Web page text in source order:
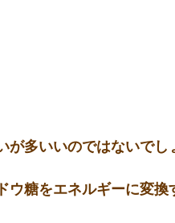
多いいのではないでし
糖をエネルギーに変換